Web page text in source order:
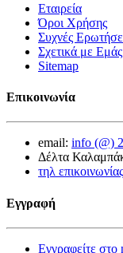
Εταιρεία
Όροι Χρήσης
Συχνές
Σχετικά με Εμάς
Sitemap
Επικοινωνία
email: info (@)
Δέλτα
τηλ
Εγγραφή
Εγγραφείτε στο